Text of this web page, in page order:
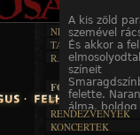
A kis zöld
szemével
És akkor a
színeit
felette.
álma, boldog
szemét
súlyos
DALSZÖVEGEK
ÍRÁSTÖRTÉNET
SZÖVEGES
RENDEZVÉNYEK
NEKROMANTIKA
AKTUÁLIS
A MÚLT
TAJTÉKOS NAPOK
R.I.P.
FOTÓGALÉRIA
FESZTIVÁLOK
RENDEZVÉNYEK
KONCERTEK